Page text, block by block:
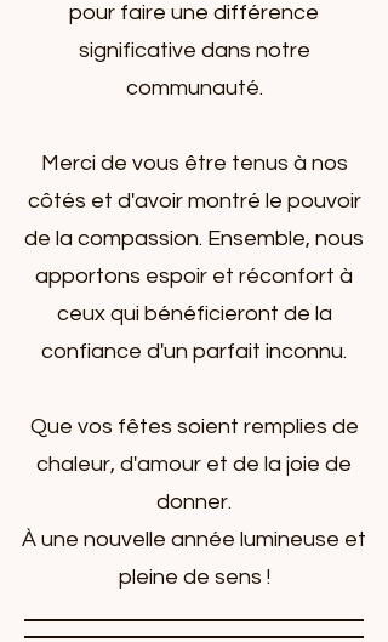
pour faire une différence
significative dans notre
communauté.
Merci de vous être tenus à nos
côtés et d'avoir montré le pouvoir
de la compassion. Ensemble, nous
apportons espoir et réconfort à
ceux qui bénéficieront de la
confiance d'un parfait inconnu.
Que vos fêtes soient remplies de
chaleur, d'amour et de la joie de
donner.
À une nouvelle année lumineuse et
pleine de sens !